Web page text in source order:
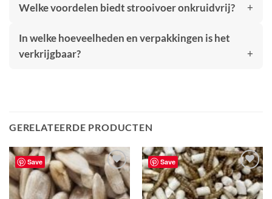
Welke voordelen biedt strooivoer onkruidvrij?
In welke hoeveelheden en verpakkingen is het
verkrijgbaar?
GERELATEERDE PRODUCTEN
Save
Toevoegen
aan
verlanglijst
Save
Toevoegen
aan
verlanglijst